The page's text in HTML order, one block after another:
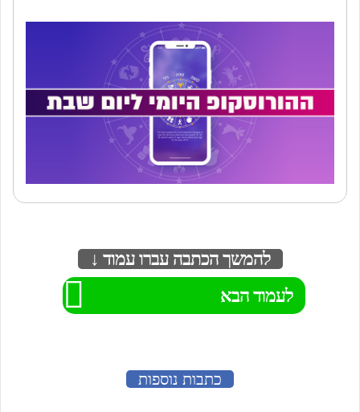
להמשך הכתבה עברו עמוד ↓
לעמוד הבא
כתבות נוספות